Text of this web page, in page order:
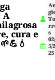
A
cura e
To
s
5/
25